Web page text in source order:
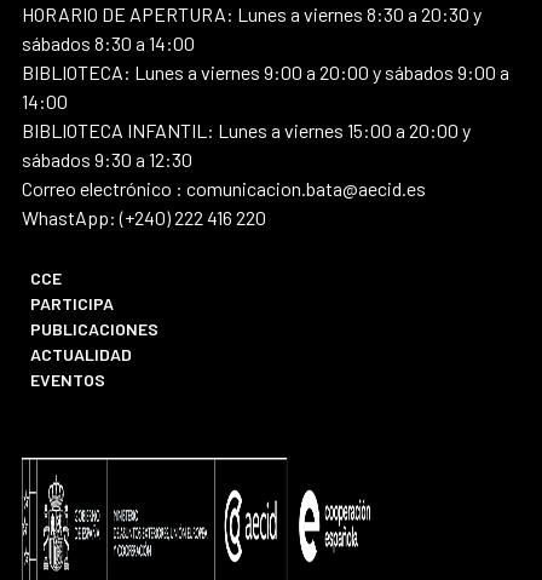
HORARIO DE APERTURA: Lunes a viernes 8:30 a 20:30 y
sábados 8:30 a 14:00
BIBLIOTECA: Lunes a viernes 9:00 a 20:00 y sábados 9:00 a
14:00
BIBLIOTECA INFANTIL: Lunes a viernes 15:00 a 20:00 y
sábados 9:30 a 12:30
Correo electrónico : comunicacion.bata@aecid.es
WhastApp: (+240) 222 416 220
CCE
PARTICIPA
PUBLICACIONES
ACTUALIDAD
EVENTOS